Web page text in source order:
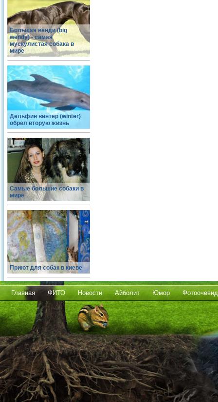
Большая венди (big
wendy) - самая
мускулистая собака в
мире
Дельфин винтер (winter)
обрел вторую жизнь
Самые большие собаки в
мире
Приют для собак в киеве
Главная ФИТО Новости Айболит Юмор